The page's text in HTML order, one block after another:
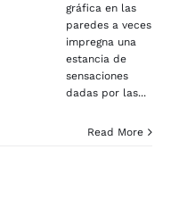
gráfica en las
paredes a veces
impregna una
estancia de
sensaciones
dadas por las...
Read More